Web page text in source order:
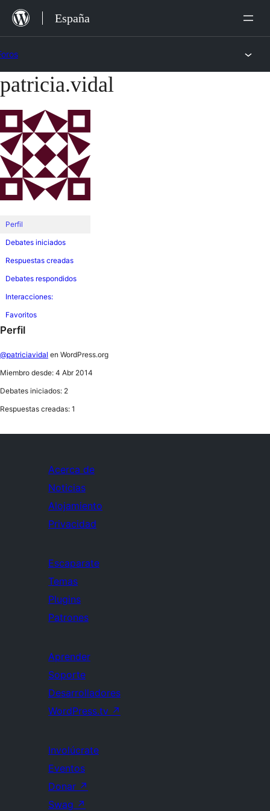
Saltar
España
Saltar
al
contenido
patricia.vidal
Perfil
Debates iniciados
Respuestas creadas
Debates respondidos
Interacciones:
Favoritos
Perfil
@patriciavidal en WordPress.org
Miembro desde: 4 Abr 2014
Debates iniciados: 2
Respuestas creadas: 1
Acerca de
Noticias
Alojamiento
Privacidad
Escaparate
Temas
Plugins
Patrones
Aprender
Soporte
Desarrolladores
WordPress.tv ↗
Involúcrate
Eventos
Donar ↗
Swag ↗